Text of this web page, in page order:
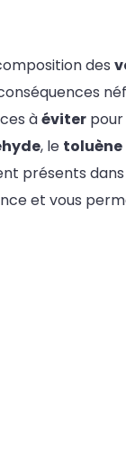
des
àéviter
, le toluène
présents
et vous